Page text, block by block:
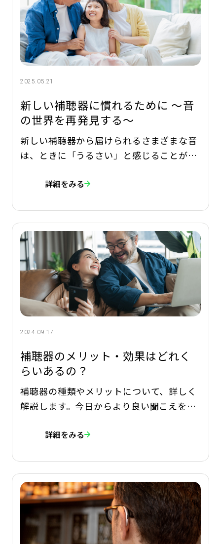
2025.05.21
新しい補聴器に慣れるために 〜音
の世界を再発見する〜
新しい補聴器から届けられるさまざまな音
は、ときに「うるさい」と感じることがあ
らめず、少しずつ慣れていく」ことが大切
ずり・・・ これらの音が再び耳に届いたと
き、日常の風景がどれほど豊かであったか
に改めて
詳細をみる
2024.09.17
補聴器のメリット・効果はどれく
らいあるの？
補聴器の種類やメリットについて、詳しく
解説します。今日からより良い聞こえを手
音が聞き取りにくい」「騒がしい場所や電
の問題に役立ちます。補聴器は聴力を回復
させるものではありませんが、聞こえにく
かった音が聞
詳細をみる